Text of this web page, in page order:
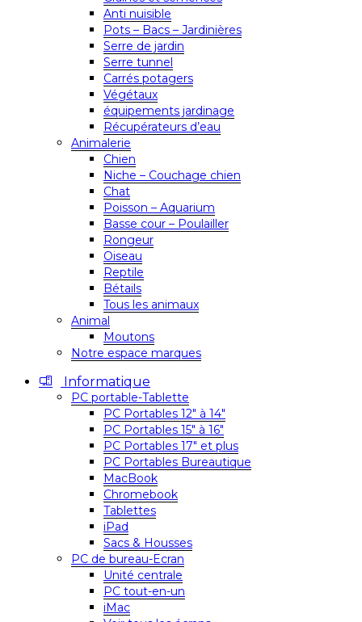
Anti nuisible
Pots – Bacs – Jardinières
Serre de jardin
Serre tunnel
Carrés potagers
Végétaux
équipements jardinage
Récupérateurs d’eau
Animalerie
Chien
Niche – Couchage chien
Chat
Poisson – Aquarium
Basse cour – Poulailler
Rongeur
Oiseau
Reptile
Bétails
Tous les animaux
Animal
Moutons
Notre espace marques
Informatique
PC portable-Tablette
PC Portables 12″ à 14″
PC Portables 15″ à 16″
PC Portables 17″ et plus
PC Portables Bureautique
MacBook
Chromebook
Tablettes
iPad
Sacs & Housses
PC de bureau-Ecran
Unité centrale
PC tout-en-un
iMac